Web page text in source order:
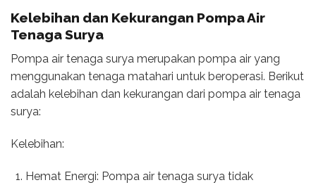
Kelebihan dan Kekurangan Pompa Air
Tenaga Surya
Pompa air tenaga surya merupakan pompa air yang
menggunakan tenaga matahari untuk beroperasi. Berikut
adalah kelebihan dan kekurangan dari pompa air tenaga
surya:
Kelebihan:
Hemat Energi: Pompa air tenaga surya tidak